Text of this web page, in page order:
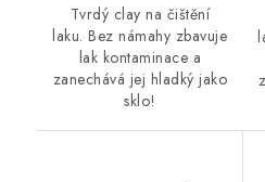
Tvrdý clay na čištění
laku. Bez námahy zbavuje
lak kontaminace a
zanechává jej hladký jako
sklo!